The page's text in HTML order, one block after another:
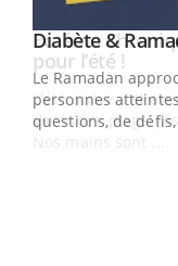
Youtube
Diabète &
Le Ramadan
personnes
questions, de